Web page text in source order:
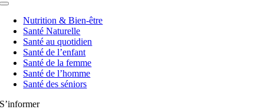
Navigation
basculeNutrition & Bien-être
Santé Naturelle
Santé au quotidien
Santé de l’enfant
Santé de la femme
Santé de l’homme
Santé des séniors
S’informer